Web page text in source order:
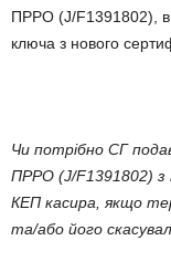
ПРРО (J/F1391802), в
ключа з нового
Чи потрібно СГ
ПРРО (J/F1391802) з
КЕП касира, якщо
та/або його